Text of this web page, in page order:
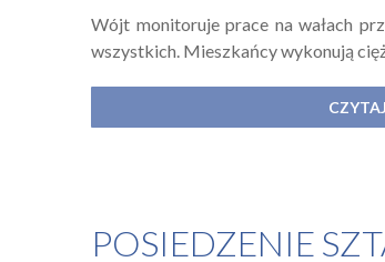
Wójt monitoruje prace na wałach
wszystkich. Mieszkańcy wykonują
POSIEDZENIE